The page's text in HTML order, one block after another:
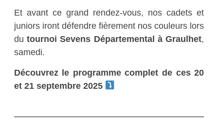
Et avant ce grand rendez-vous, nos cadets et
juniors iront défendre fièrement nos couleurs lors
du tournoi Sevens Départemental à Graulhet,
samedi.
Découvrez le programme complet de ces 20
et 21 septembre 2025